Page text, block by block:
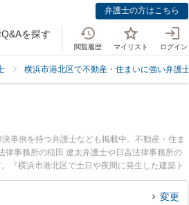
弁護士の方はこちら
を探す
閲覧履歴 マイリスト ログイン
横浜市港北区で不動産・住まいに強い弁護士
事例を持つ弁護士なども掲載中。不動産・住ま
事務所の稲田 遼太弁護士や日吉法律事務所の
『横浜市港北区で土日や夜間に発生した建築ト
相談無料で建築トラブルを法律相談できる横浜
変更